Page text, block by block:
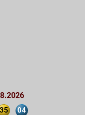
04